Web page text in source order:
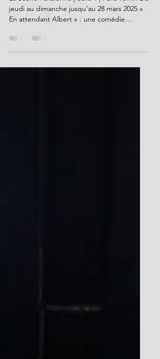
24 févr. 2025
2 min de lecture
En attendant Albert
La Scène Parisienne | Salle 1 | Paris 90min Du
jeudi au dimanche jusqu’au 28 mars 2025 «